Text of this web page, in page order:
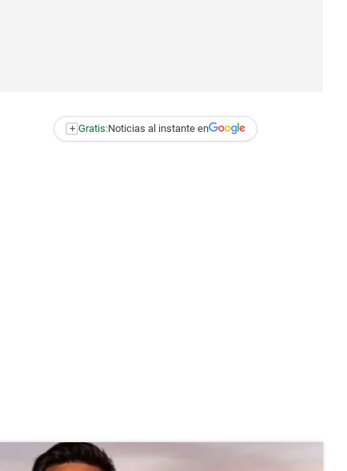
+ Gratis:Noticias al instante en